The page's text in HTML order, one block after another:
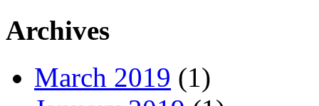
Archives
March 2019 (1)